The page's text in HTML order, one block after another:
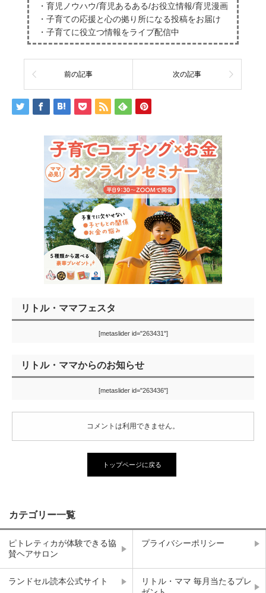
・育児ノウハウ/育児あるある/お役立情報/育児漫画
・子育ての応援と心の拠り所になる投稿をお届け
・子育てに役立つ情報をライブ配信中
前の記事 次の記事
リトル・ママフェスタ
[metaslider id="263431"]
リトル・ママからのお知らせ
[metaslider id="263436"]
コメントは利用できません。
トップページに戻る
カテゴリー一覧
ピトレティカが体験できる協
賛ヘアサロン
プライバシーポリシー
ランドセル読本公式サイト
リトル・ママ 毎月当たるプレ